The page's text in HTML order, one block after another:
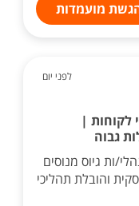
מועמדות
לפני יום
לקוחות |
גבוה
ות גיוס מנוסים
והובלת תהליכי